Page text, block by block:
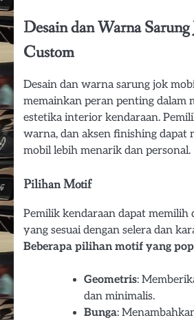
Desain dan Warna
Custom
Desain dan warna sarung jok
memainkan peran penting dalam
estetika interior kendaraan.
warna, dan aksen finishing dapat
mobil lebih menarik dan personal.
Pilihan Motif
Pemilik kendaraan dapat memilih
yang sesuai dengan selera dan
Beberapa pilihan motif yang
Geometris:
dan minimalis.
Bunga: